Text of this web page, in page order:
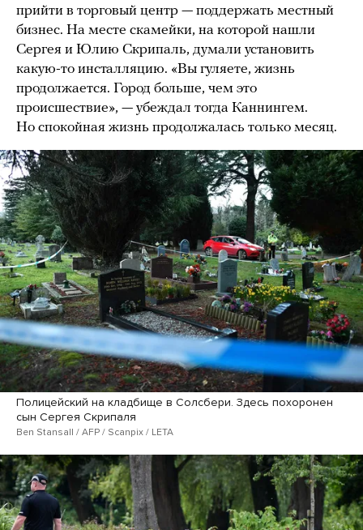
прийти в торговый центр — поддержать местный
бизнес. На месте скамейки, на которой нашли
Сергея и Юлию Скрипаль, думали установить
какую-то инсталляцию. «Вы гуляете, жизнь
продолжается. Город больше, чем это
происшествие», — убеждал тогда Каннингем.
Но спокойная жизнь продолжалась только месяц.
Полицейский на кладбище в Солсбери. Здесь похоронен
сын Сергея Скрипаля
Ben Stansall / AFP / Scanpix / LETA